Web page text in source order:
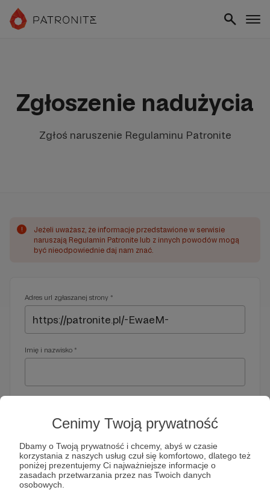
Cenimy Twoją prywatność
Dbamy o Twoją prywatność i chcemy, abyś w czasie
korzystania z naszych usług czuł się komfortowo, dlatego też
poniżej prezentujemy Ci najważniejsze informacje o
zasadach przetwarzania przez nas Twoich danych
osobowych.
Zgłoszenie nadużycia
Zgłoś naruszenie Regulaminu Patronite
!
Jeżeli uważasz, że informacje przedstawione w serwisie
naruszają Regulamin Patronite lub z innych powodów mogą
być nieodpowiednie daj nam znać.
Adres url zgłaszanej strony *
Imię i nazwisko *
Telefon *